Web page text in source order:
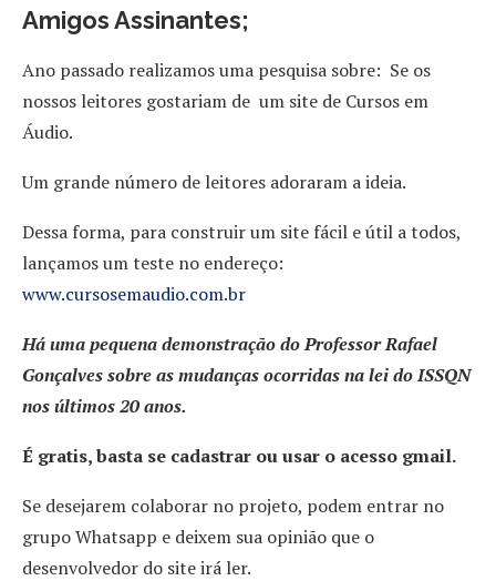
Amigos Assinantes;
Ano passado realizamos uma pesquisa sobre: Se os
nossos leitores gostariam de um site de Cursos em
Áudio.
Um grande número de leitores adoraram a ideia.
Dessa forma, para construir um site fácil e útil a todos,
lançamos um teste no endereço:
www.cursosemaudio.com.br
Há uma pequena demonstração do Professor Rafael
Gonçalves sobre as mudanças ocorridas na lei do ISSQN
nos últimos 20 anos.
É gratis, basta se cadastrar ou usar o acesso gmail.
Se desejarem colaborar no projeto, podem entrar no
grupo Whatsapp e deixem sua opinião que o
desenvolvedor do site irá ler.